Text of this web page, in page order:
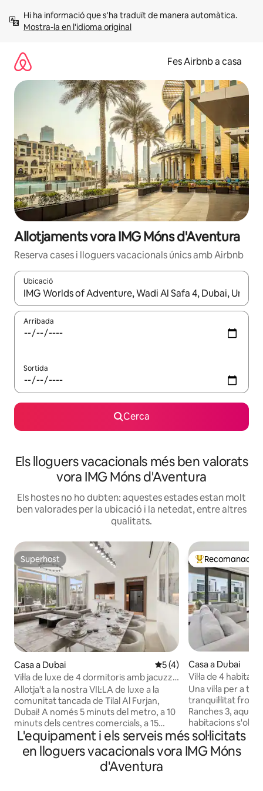
Mostra-la en l'idioma original
Fes Airbnb a casa
Allotjaments vora IMG Móns d'Aventura
Reserva cases i lloguers vacacionals únics amb Airbnb
Ubicació
Quan els resultats estiguin disponibles, podràs navegar-hi a
Arribada
Sortida
Cerca
Els lloguers vacacionals més ben valorats
vora IMG Móns d'Aventura
Els hostes no ho dubten: aquestes estades estan molt
ben valorades per la ubicació i la netedat, entre altres
qualitats.
Superhost
Superhost
Casa a Dubai 5 de puntuació mitjana
5 (4)
Vil·la de luxe de 4 dormitoris amb jacuzzi i
zona de barbacoa
Allotja't a la nostra VIL·LA de luxe a la
comunitat tancada de Tilal Al Furjan,
Dubai! A només 5 minuts del metro, a 10
minuts dels centres comercials, a 15
minuts de Dubai Marina i Palm Jumeirah.
L'apartament de 350 m² compta amb 4
dormitoris, cambra de servei, cadascun
amb el seu propi bany, una gran sala
Principals
Recomanació
Casa a Dubai
Vil·la de 4
Arabian Ranches 3
Una vil·la per a
tranquil·litat
Ranches 3,
habitacions
jacuzzi, amb
persones puguin
descansar com una
L'equipament i els serveis més sol·licitats
en lloguers vacacionals vora IMG Móns
d'Aventura